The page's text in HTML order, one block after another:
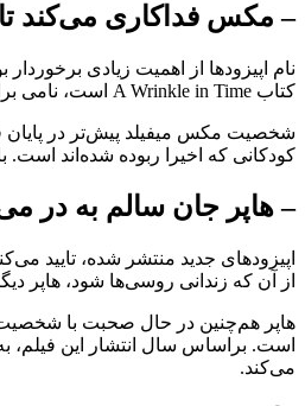
– مکس فداکاری می‌کند
کتاب A Wrinkle in Time است، نامی برازنده برای ذهن‌چشم‌انداز وکنا که توسط هالی، با توجه به علاقه‌ای که به این کتاب دارد انتخاب شده است.
شخصیت مکس میفیلد پیش‌تر در پایان
کودکانی که اخیرا ربوده شده‌اند است.
– هاپر جان سالم به در
اپیزودهای جدید منتشر شده،
از آن که زندانی روسی‌ها شود، هاپر
است. براساس سال انتشار این
می‌کند.